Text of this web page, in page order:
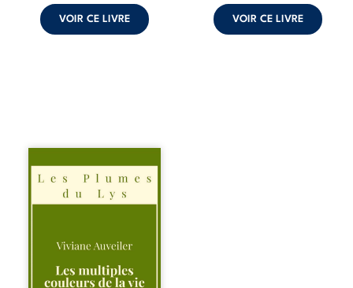
VOIR CE LIVRE
peuvent ...
VOIR CE LIVRE
Trois récits, trois
existences saisies
à l’instant où tout
bascule. Une
l’apaisement, un
recouvre
l’espérance, tandis